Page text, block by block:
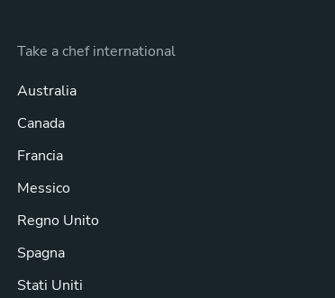
Take a chef international
Australia
Canada
Francia
Messico
Regno Unito
Spagna
Stati Uniti